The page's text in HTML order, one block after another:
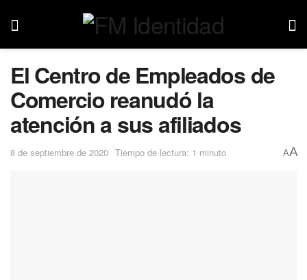
El Centro de Empleados de
Comercio reanudó la
atención a sus afiliados
8 de septiembre de 2020 Tiempo de lectura: 1 minuto AA